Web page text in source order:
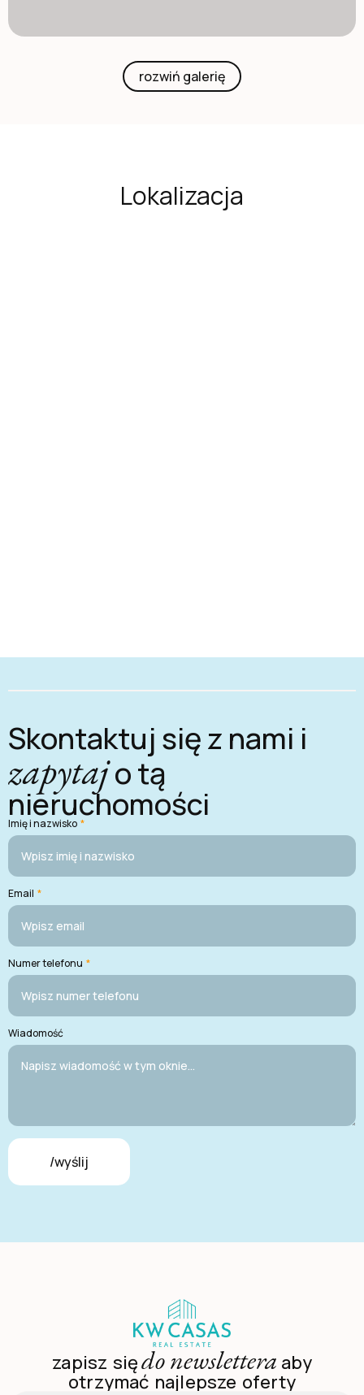
rozwiń galerię
Lokalizacja
Skontaktuj się z nami i
zapytajo tą
nieruchomości
Imię i nazwisko *
Email *
Numer telefonu *
Wiadomość
/wyślij
zapisz siędo newslettera aby
otrzymać najlepsze oferty